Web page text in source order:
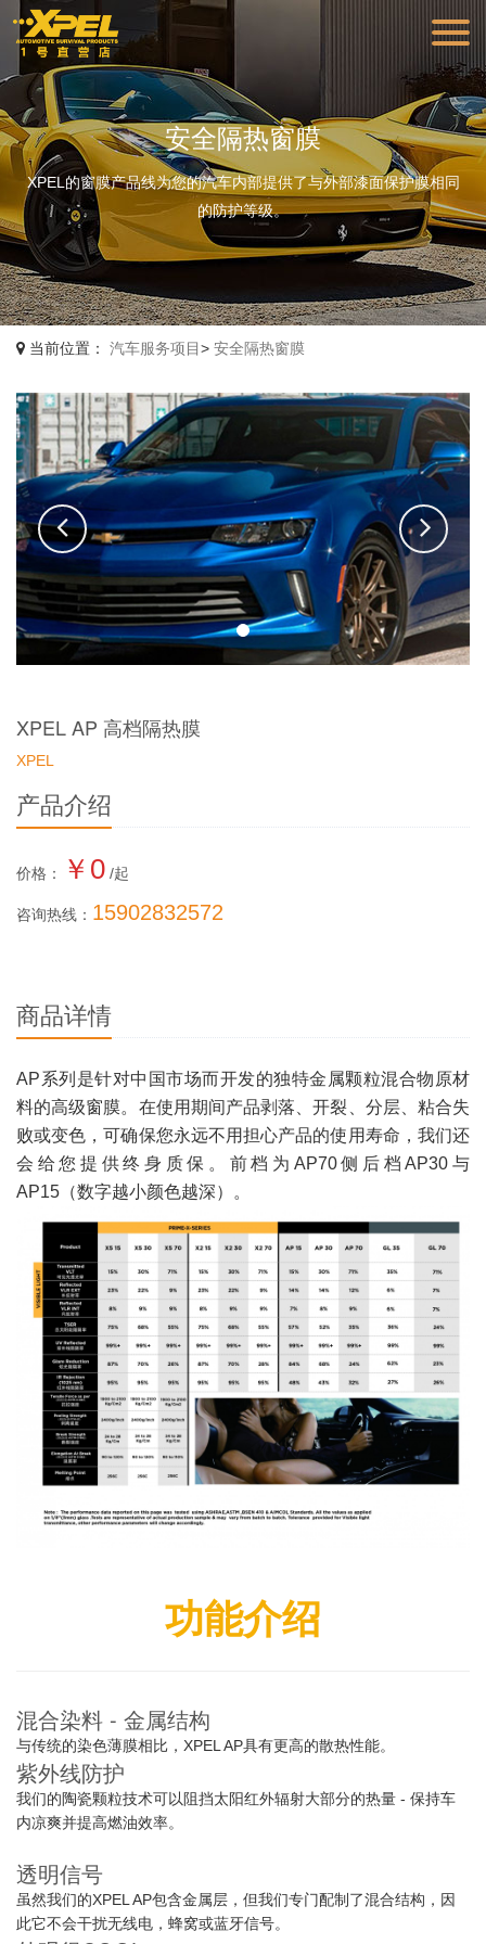
安全隔热窗膜
XPEL的窗膜产品线为您的汽车内部提供了与外部漆面保护膜相同
的防护等级。
当前位置： 汽车服务项目> 安全隔热窗膜
XPEL AP 高档隔热膜
XPEL
产品介绍
价格： ￥0 /起
咨询热线： 15902832572
商品详情
AP系列是针对中国市场而开发的独特金属颗粒混合物原材
料的高级窗膜。在使用期间产品剥落、开裂、分层、粘合失
败或变色，可确保您永远不用担心产品的使用寿命，我们还
会给您提供终身质保。前档为AP70侧后档AP30与
AP15（数字越小颜色越深）。
功能介绍
混合染料 - 金属结构
与传统的染色薄膜相比，XPEL AP具有更高的散热性能。
紫外线防护
我们的陶瓷颗粒技术可以阻挡太阳红外辐射大部分的热量 - 保持车
内凉爽并提高燃油效率。
透明信号
虽然我们的XPEL AP包含金属层，但我们专门配制了混合结构，因
此它不会干扰无线电，蜂窝或蓝牙信号。